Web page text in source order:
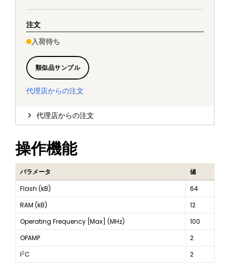
注文
入荷待ち
類似品サンプル
代理店からの注文
代理店からの注文
操作機能
パラメータ
値
Flash (kB)
64
RAM (kB)
12
Operating Frequency [Max] (MHz)
100
OPAMP
2
I2C 2